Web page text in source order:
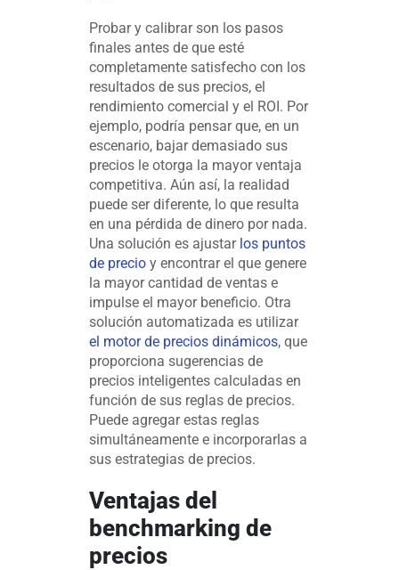
Probar y calibrar son los pasos
finales antes de que esté
completamente satisfecho con los
resultados de sus precios, el
rendimiento comercial y el ROI. Por
ejemplo, podría pensar que, en un
escenario, bajar demasiado sus
precios le otorga la mayor ventaja
competitiva. Aún así, la realidad
puede ser diferente, lo que resulta
en una pérdida de dinero por nada.
Una solución es ajustar los puntos
de precio y encontrar el que genere
la mayor cantidad de ventas e
impulse el mayor beneficio. Otra
solución automatizada es utilizar
el motor de precios dinámicos, que
proporciona sugerencias de
precios inteligentes calculadas en
función de sus reglas de precios.
Puede agregar estas reglas
simultáneamente e incorporarlas a
sus estrategias de precios.
Ventajas del
benchmarking de
precios